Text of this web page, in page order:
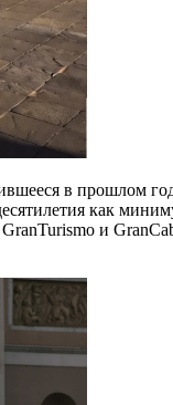
в прошлом
как
и